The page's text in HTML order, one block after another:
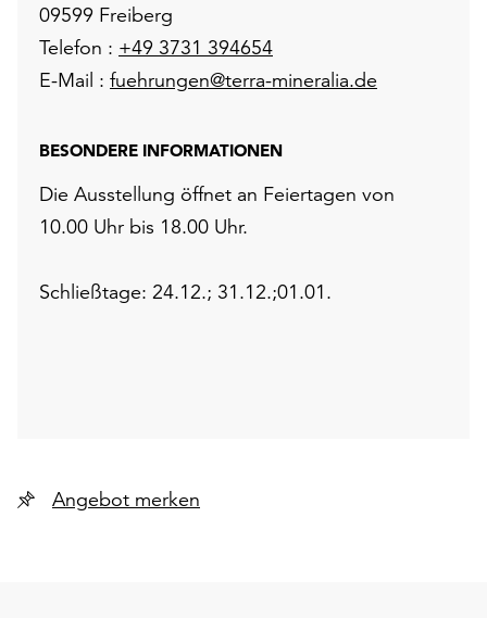
09599 Freiberg
Telefon : +49 3731 394654
E-Mail : fuehrungen@terra-mineralia.de
BESONDERE INFORMATIONEN
Die Ausstellung öffnet an Feiertagen von
10.00 Uhr bis 18.00 Uhr.
Schließtage: 24.12.; 31.12.;01.01.
Angebot merken